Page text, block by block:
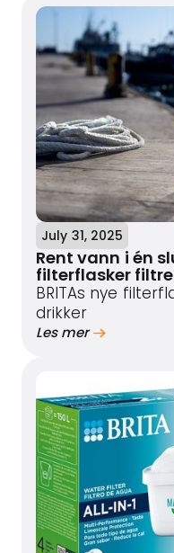
July 31, 2025
Rent vann i én
filterflasker
BRITAs nye
drikker
Les mer